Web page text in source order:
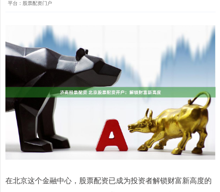
平台：股票配资门户
在北京这个金融中心，股票配资已成为投资者解锁财富新高度的